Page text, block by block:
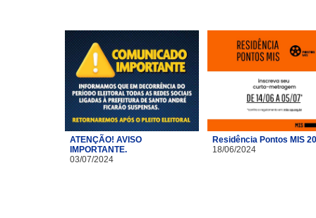
ATENÇÃO! AVISO
IMPORTANTE.
03/07/2024
Residência Pontos MIS
18/06/2024